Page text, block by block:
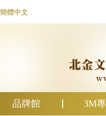
簡體中文
品牌館 3M